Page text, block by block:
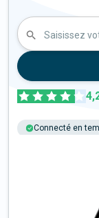
Saisissez
Connecté en